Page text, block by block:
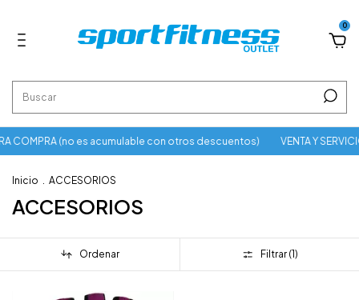
0
COMPRA (no es acumulable con otros descuentos) VENTA Y
Inicio ACCESORIOS
ACCESORIOS
Ordenar Filtrar (1)